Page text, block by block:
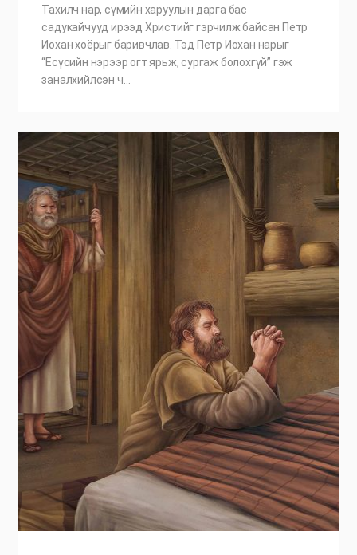
Тахилч нар, сүмийн харуулын дарга бас
садукайчууд ирээд Христийг гэрчилж байсан Петр
Иохан хоёрыг баривчлав. Тэд Петр Иохан нарыг
“Есүсийн нэрээр огт ярьж, сургаж болохгүй” гэж
заналхийлсэн ч…